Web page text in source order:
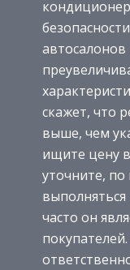
скажет, что
выше, чем
ищите цену
уточните, по
часто он